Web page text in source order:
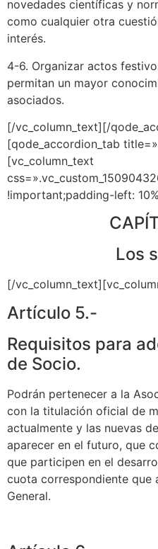
novedades científicas y
como cualquier otra
interés.
4-6. Organizar actos
permitan un mayor
asociados.
[/vc_column_text][/
[qode_accordion_tab
[vc_column_text
!important;padding-left:
Los
[/
Artículo 5.-
Requisitos para
de Socio.
Podrán pertenecer a la
con la titulación oficial de
actualmente y las nuevas
aparecer en el futuro, que
que participen en el
cuota correspondiente que
General.